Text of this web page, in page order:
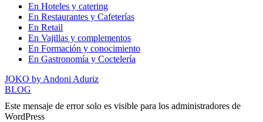
En Hoteles y catering
En Restaurantes y Cafeterías
En Retail
En Vajillas y complementos
En Formación y conocimiento
En Gastronomía y Coctelería
JOKO by Andoni Aduriz
BLOG
Este mensaje de error solo es visible para los administradores de
WordPress